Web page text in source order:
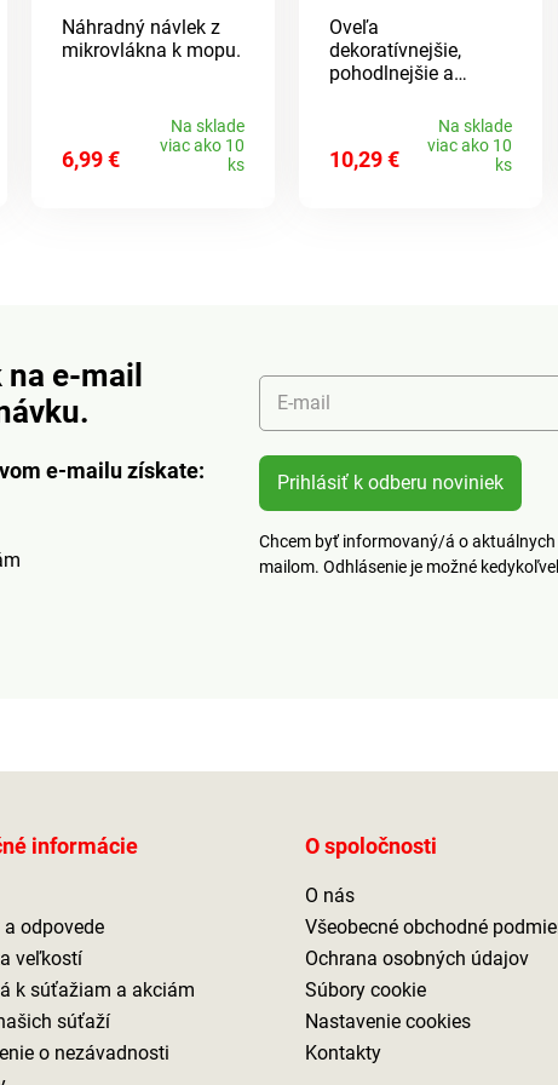
Náhradný návlek z
mikrovlákna k mopu.
6,99 €
Na sklade
viac ako 10
ks
Oveľa
dekoratívnejšie,
pohodlnejšie a
mucholapky
10,29 €
Na sklade
viac ako 10
ks
e-mail
e-mailu získate:
E-mail
Prihlásiť k odberu noviniek
Chcem byť informovaný/á o
mailom. Odhlásenie je možné
informácie
a odpovede
veľkostí
k súťažiam a akciám
súťaží
o nezávadnosti
O spoločnosti
O nás
Všeobecné obchodné
Ochrana osobných údajov
Súbory cookie
Nastavenie cookies
Kontakty